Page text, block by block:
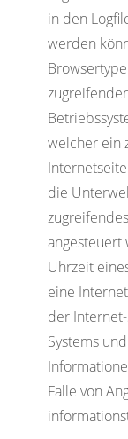
in den
werden
welcher ein
die
angesteuert
Uhrzeit
eine
der
Systems
Falle von